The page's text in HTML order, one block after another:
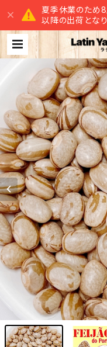
夏季休業のため
以降の出荷とな